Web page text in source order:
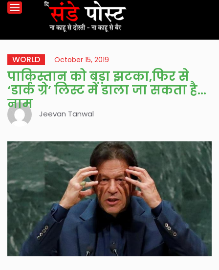
WORLD October 15, 2019
पाकिस्तान को बड़ा झटका,फिर से
‘डार्क ग्रे’ लिस्ट में डाला जा सकता है
नाम
Jeevan Tanwal